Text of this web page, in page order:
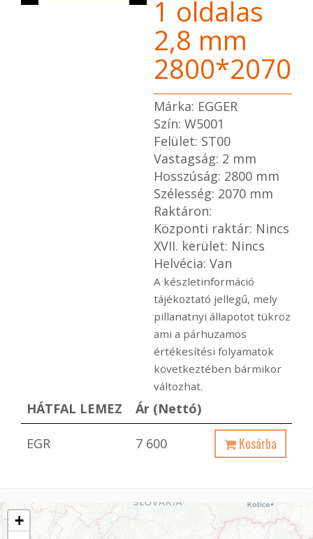
1 oldalas
2,8 mm
2800*2070
Márka: EGGER
Szín: W5001
Felület: ST00
Vastagság: 2 mm
Hosszúság: 2800 mm
Szélesség: 2070 mm
Raktáron:
Központi raktár: Nincs
XVII. kerület: Nincs
Helvécia: Van
A készletinformáció
tájékoztató jellegű, mely
pillanatnyi állapotot tükröz
ami a párhuzamos
értékesítési folyamatok
következtében bármikor
változhat.
HÁTFAL LEMEZ Ár (Nettó)
EGR 7 600 Kosárba
+